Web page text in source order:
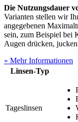
Die Nutzungsdauer
Varianten stellen wir
angegebenen
sein, zum Beispiel bei
Augen drücken,
» Mehr Informationen
Linsen-Typ
Tageslinsen